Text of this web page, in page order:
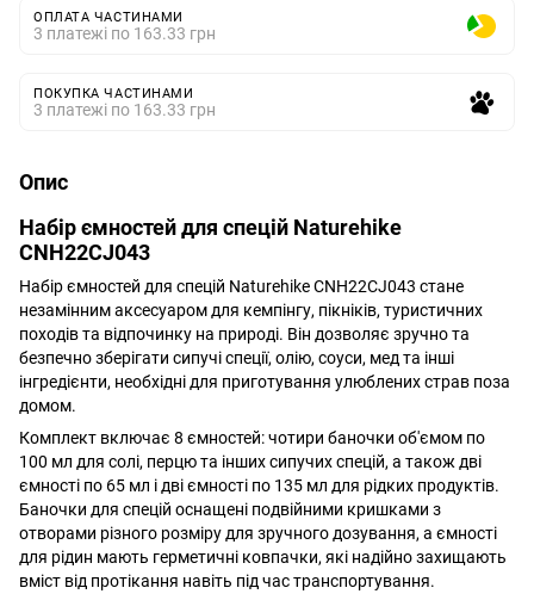
ОПЛАТА ЧАСТИНАМИ
3 платежі по 163.33 грн
ПОКУПКА ЧАСТИНАМИ
3 платежі по 163.33 грн
Опис
Набір ємностей для спецій Naturehike
CNH22CJ043
Набір ємностей для спецій Naturehike CNH22CJ043 стане
незамінним аксесуаром для кемпінгу, пікніків, туристичних
походів та відпочинку на природі. Він дозволяє зручно та
безпечно зберігати сипучі спеції, олію, соуси, мед та інші
інгредієнти, необхідні для приготування улюблених страв поза
домом.
Комплект включає 8 ємностей: чотири баночки об'ємом по
100 мл для солі, перцю та інших сипучих спецій, а також дві
ємності по 65 мл і дві ємності по 135 мл для рідких продуктів.
Баночки для спецій оснащені подвійними кришками з
отворами різного розміру для зручного дозування, а ємності
для рідин мають герметичні ковпачки, які надійно захищають
вміст від протікання навіть під час транспортування.